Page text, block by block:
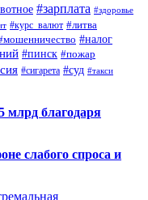
#зарплата #здоровье
#курс_валют #литва
#налог
#пинск #пожар
#сигарета #суд #такси
млрд благодаря
слабого спроса и